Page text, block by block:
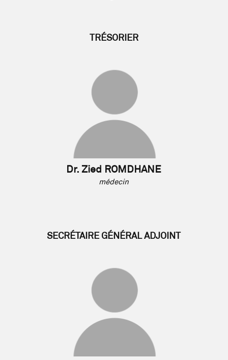
TRÉSORIER
Dr. Zied ROMDHANE
médecin
SECRÉTAIRE GÉNÉRAL ADJOINT